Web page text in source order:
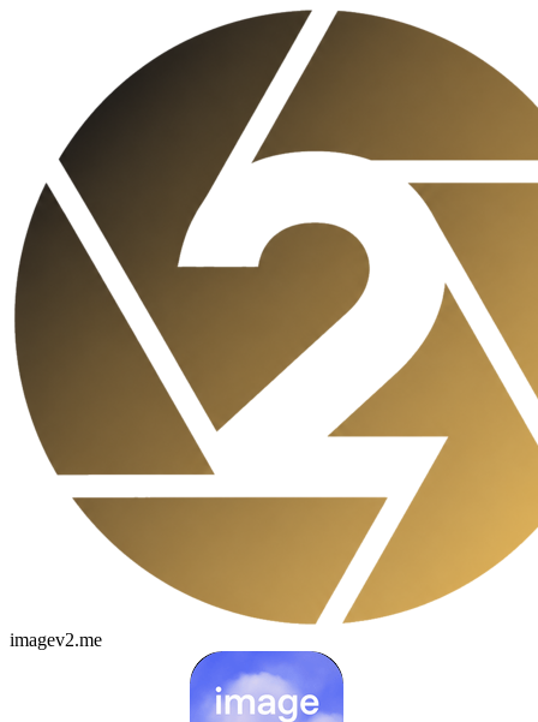
imagev2.me